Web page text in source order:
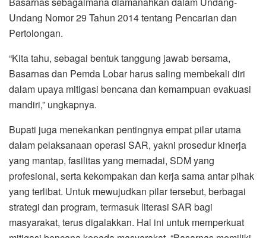
Undang Nomor 29 Tahun 2014 tentang Pencarian dan
Pertolongan.
“Kita tahu, sebagai bentuk tanggung jawab bersama,
Basarnas dan Pemda Lobar harus saling membekali diri
dalam upaya mitigasi bencana dan kemampuan evakuasi
mandiri,” ungkapnya.
Bupati juga menekankan pentingnya empat pilar utama
dalam pelaksanaan operasi SAR, yakni prosedur kinerja
yang mantap, fasilitas yang memadai, SDM yang
profesional, serta kekompakan dan kerja sama antar pihak
yang terlibat. Untuk mewujudkan pilar tersebut, berbagai
strategi dan program, termasuk literasi SAR bagi
masyarakat, terus digalakkan. Hal ini untuk memperkuat